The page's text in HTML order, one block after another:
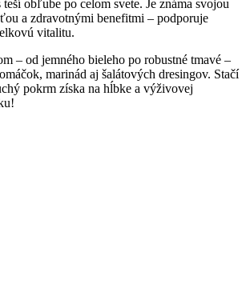
obľube po celom svete. Je známa svojou
a zdravotnými benefitmi – podporuje
vitalitu.
– od jemného bieleho po robustné tmavé –
marinád aj šalátových dresingov. Stačí
pokrm získa na hĺbke a výživovej